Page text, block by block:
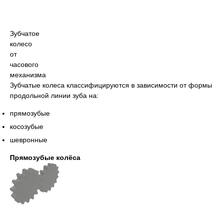
Зубчатое
колесо
от
часового
механизма
Зубчатые колеса классифицируются в зависимости от формы
продольной линии зуба на:
прямозубые
косозубые
шевронные
Прямозубые колёса